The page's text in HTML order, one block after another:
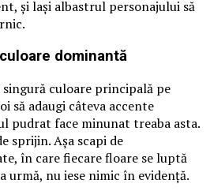
și lași albastrul personajului să
dominantă
singură culoare principală pe
să adaugi câteva accente
pudrat face minunat treaba asta.
sprijin. Așa scapi de
în care fiecare floare se luptă
urmă, nu iese nimic în evidență.